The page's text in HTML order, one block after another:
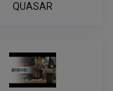
QUASAR